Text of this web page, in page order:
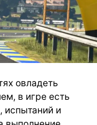
овладеть
в игре есть
испытаний и